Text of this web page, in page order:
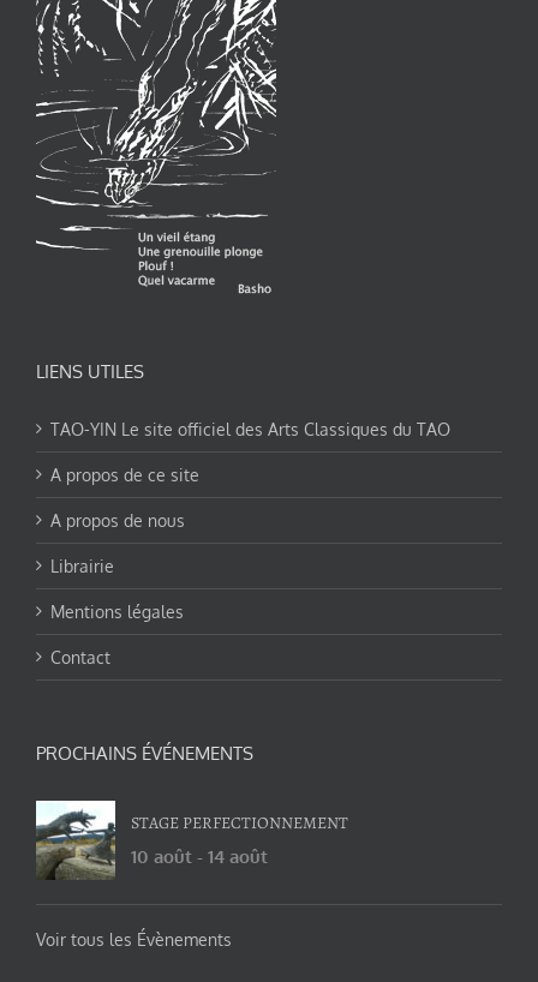
LIENS UTILES
TAO-YIN Le site officiel des Arts Classiques du TAO
A propos de ce site
A propos de nous
Librairie
Mentions légales
Contact
PROCHAINS ÉVÉNEMENTS
STAGE PERFECTIONNEMENT
10 août - 14 août
Voir tous les Évènements